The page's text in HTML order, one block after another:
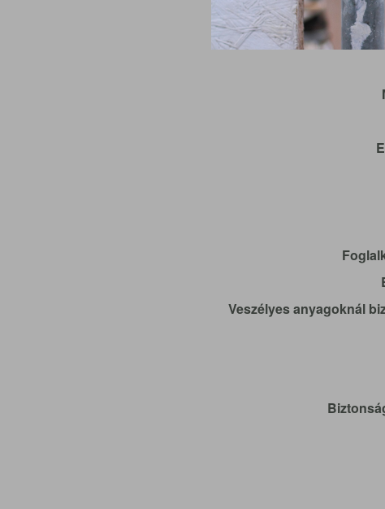
Veszélyes anyagoknál